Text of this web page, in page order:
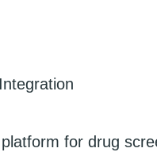
for drug